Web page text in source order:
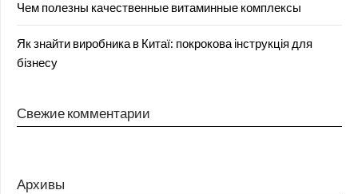
Чем полезны качественные витаминные комплексы
Як знайти виробника в Китаї: покрокова інструкція для
бізнесу
Свежие комментарии
Архивы